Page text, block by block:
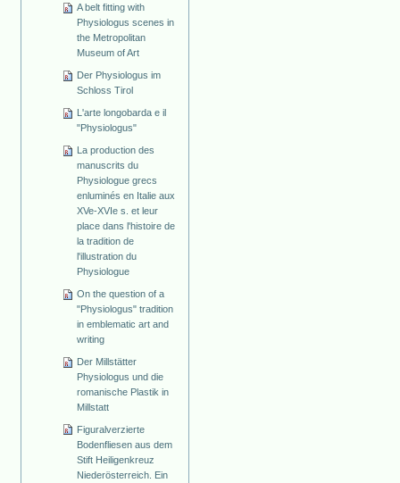
A belt fitting with
Physiologus scenes in
the Metropolitan
Museum of Art
Der Physiologus im
Schloss Tirol
L'arte longobarda e il
"Physiologus"
La production des
manuscrits du
Physiologue grecs
enluminés en Italie aux
XVe-XVIe s. et leur
place dans l'histoire de
la tradition de
l'illustration du
Physiologue
On the question of a
"Physiologus" tradition
in emblematic art and
writing
Der Millstätter
Physiologus und die
romanische Plastik in
Millstatt
Figuralverzierte
Bodenfliesen aus dem
Stift Heiligenkreuz
Niederösterreich. Ein